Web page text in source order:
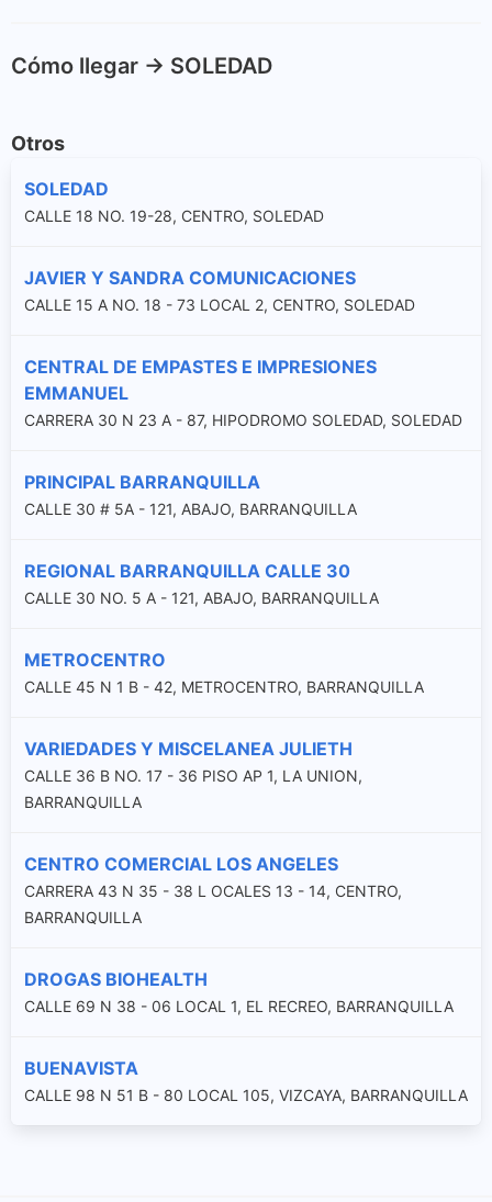
Cómo llegar -> SOLEDAD
Otros
SOLEDAD
CALLE 18 NO. 19-28, CENTRO, SOLEDAD
JAVIER Y SANDRA COMUNICACIONES
CALLE 15 A NO. 18 - 73 LOCAL 2, CENTRO, SOLEDAD
CENTRAL DE EMPASTES E IMPRESIONES
EMMANUEL
CARRERA 30 N 23 A - 87, HIPODROMO SOLEDAD, SOLEDAD
PRINCIPAL BARRANQUILLA
CALLE 30 # 5A - 121, ABAJO, BARRANQUILLA
REGIONAL BARRANQUILLA CALLE 30
CALLE 30 NO. 5 A - 121, ABAJO, BARRANQUILLA
METROCENTRO
CALLE 45 N 1 B - 42, METROCENTRO, BARRANQUILLA
VARIEDADES Y MISCELANEA JULIETH
CALLE 36 B NO. 17 - 36 PISO AP 1, LA UNION,
BARRANQUILLA
CENTRO COMERCIAL LOS ANGELES
CARRERA 43 N 35 - 38 L OCALES 13 - 14, CENTRO,
BARRANQUILLA
DROGAS BIOHEALTH
CALLE 69 N 38 - 06 LOCAL 1, EL RECREO, BARRANQUILLA
BUENAVISTA
CALLE 98 N 51 B - 80 LOCAL 105, VIZCAYA, BARRANQUILLA